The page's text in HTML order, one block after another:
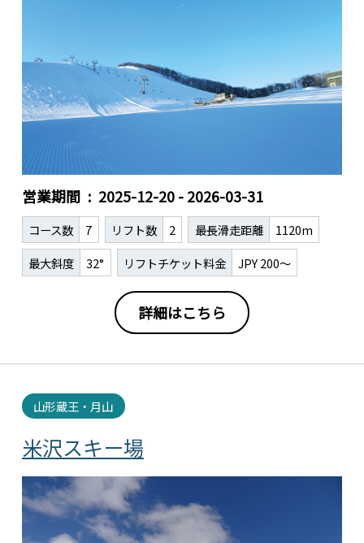
営業期間 2025-12-20 - 2026-03-31
コース数 7 リフト数 2 最長滑走距離
1120m
最大斜度
32° リフトチケット料金 JPY 200～
詳細はこちら
米沢スキー場
山形蔵王・月山